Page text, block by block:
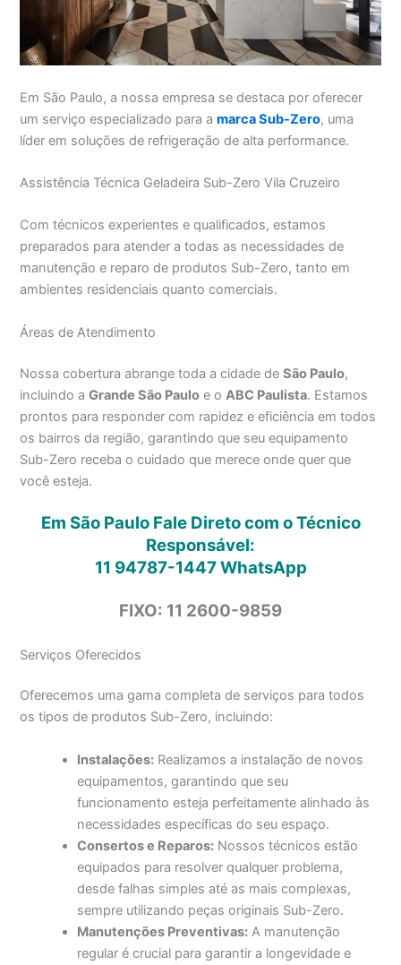
Em São Paulo, a nossa empresa se destaca por oferecer
um serviço especializado para amarca Sub-Zero, uma
líder em soluções de refrigeração de alta performance.
Assistência Técnica Geladeira Sub-Zero Vila Cruzeiro
Com técnicos experientes e qualificados, estamos
preparados para atender a todas as necessidades de
manutenção e reparo de produtos Sub-Zero, tanto em
ambientes residenciais quanto comerciais.
Áreas de Atendimento
Nossa cobertura abrange toda a cidade deSão Paulo,
incluindo aGrande São Paulo e o ABC Paulista. Estamos
prontos para responder com rapidez e eficiência em todos
os bairros da região, garantindo que seu equipamento
Sub-Zero receba o cuidado que merece onde quer que
você esteja.
Em São Paulo Fale Direto com o Técnico
Responsável:
11 94787-1447WhatsApp
FIXO: 11 2600-9859
Serviços Oferecidos
Oferecemos uma gama completa de serviços para todos
os tipos de produtos Sub-Zero, incluindo:
Instalações: Realizamos a instalação de novos
equipamentos, garantindo que seu
funcionamento esteja perfeitamente alinhado às
necessidades específicas do seu espaço.
Consertos e Reparos: Nossos técnicos estão
equipados para resolver qualquer problema,
desde falhas simples até as mais complexas,
sempre utilizando peças originais Sub-Zero.
Manutenções Preventivas: A manutenção
regular é crucial para garantir a longevidade e